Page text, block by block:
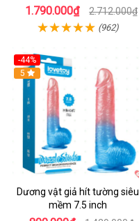
1.790.000₫ 2.712.000₫
(962)
-44%
Hot
5
Dương vật giả hít tường siêu
mềm 7.5 inch